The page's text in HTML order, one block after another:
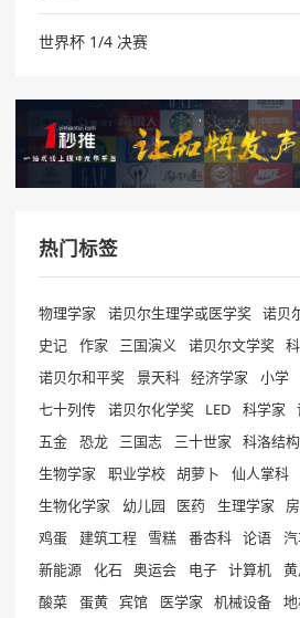
世界杯 1/4 决赛
热门标签
物理学家 诺贝尔生理学或医学奖 诺贝
史记
作家 三国演义 诺贝尔文学奖
诺贝尔和平奖
景天科 经济学家 小学
七十列传
诺贝尔化学奖 LED 科学家
五金
恐龙 三国志 三十世家 科洛结
生物学家
职业学校 胡萝卜 仙人掌科
生物化学家
幼儿园 医药 生理学家
鸡蛋
建筑工程 雪糕 番杏科 论语
新能源
化石 奥运会 电子 计算机
酸菜
蛋黄 宾馆 医学家 机械设备